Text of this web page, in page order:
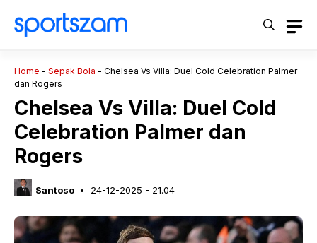
Home - Sepak Bola - Chelsea Vs Villa: Duel Cold Celebration Palmer
dan Rogers
Chelsea Vs Villa: Duel Cold
Celebration Palmer dan
Rogers
Santoso 24-12-2025 - 21.04